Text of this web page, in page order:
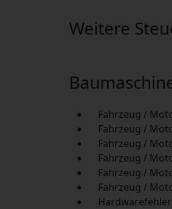
Weitere
Fahrzeug /
Fahrzeug /
Fahrzeug /
Fahrzeug /
Fahrzeug /
Fahrzeug /